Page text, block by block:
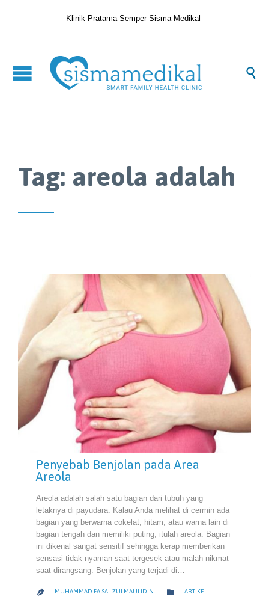
Klinik Pratama Semper Sisma Medikal

Tag: areola adalah
Penyebab Benjolan pada Area
Areola
Areola adalah salah satu bagian dari tubuh yang
letaknya di payudara. Kalau Anda melihat di cermin ada
bagian yang berwarna cokelat, hitam, atau warna lain di
bagian tengah dan memiliki puting, itulah areola. Bagian
ini dikenal sangat sensitif sehingga kerap memberikan
sensasi tidak nyaman saat tergesek atau malah nikmat
saat dirangsang. Benjolan yang terjadi di…
 MUHAMMAD FAISAL ZULMAULIDIN  CATEGORY
ARTIKEL